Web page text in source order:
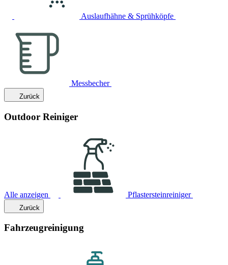
Auslaufhähne & Sprühköpfe
Messbecher
Zurück
Outdoor Reiniger
Alle anzeigen Pflastersteinreiniger
Zurück
Fahrzeugreinigung